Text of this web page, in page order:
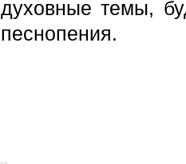
духовные темы,
песнопения.